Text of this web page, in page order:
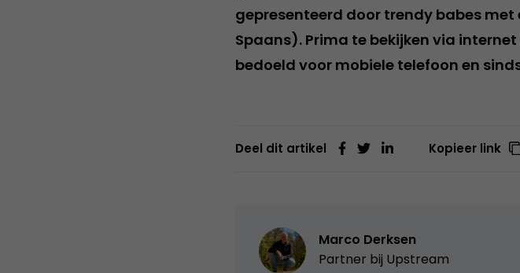
gepresenteerd door trendy babes
Spaans). Prima te bekijken via
bedoeld voor mobiele telefoon en sinds
Deel dit artikel Kopieer link
Marco Derksen
Partner bij Upstream